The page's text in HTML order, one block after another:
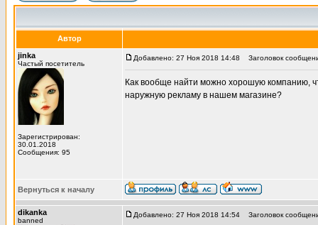
Автор
jinka
Частый посетитель
Зарегистрирован:
30.01.2018
Сообщения: 95
Добавлено: 27 Ноя 2018 14:48 Заголовок
Как вообще найти можно хорошую компанию,
наружную рекламу в нашем магазине?
Вернуться к началу
dikanka
banned
Добавлено: 27 Ноя 2018 14:54 Заголовок